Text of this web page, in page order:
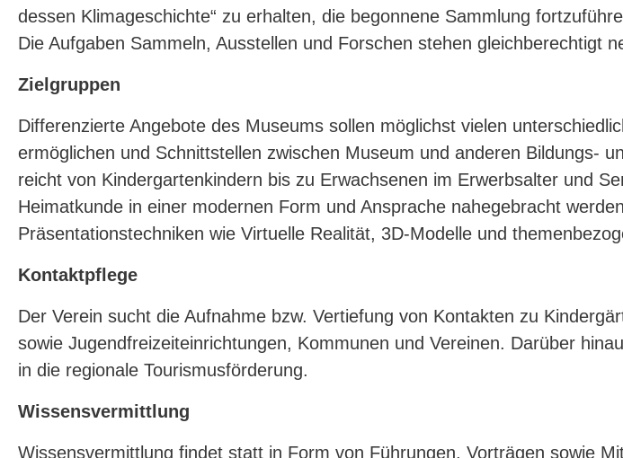
dessen Klimageschichte“ zu erhalten, die begonnene Sammlung
Die Aufgaben Sammeln, Ausstellen und Forschen stehen gleichberechtigt
Zielgruppen
Differenzierte Angebote des Museums sollen möglichst vielen
ermöglichen und Schnittstellen zwischen Museum und anderen Bildungs-
reicht von Kindergartenkindern bis zu Erwachsenen im Erwerbsalter und
Heimatkunde in einer modernen Form und Ansprache nahegebracht
Präsentationstechniken wie Virtuelle Realität, 3D-Modelle und
Kontaktpflege
Der Verein sucht die Aufnahme bzw. Vertiefung von Kontakten zu
sowie Jugendfreizeiteinrichtungen, Kommunen und Vereinen. Darüber
in die regionale Tourismusförderung.
Wissensvermittlung
Wissensvermittlung findet statt in Form von Führungen, Vorträgen sowie